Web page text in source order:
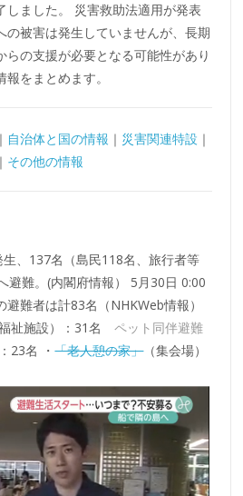
しました。 災害救助法適用が発表
の被害は発生していませんが、長期
らの支援が必要となる可能性があり
をまとめます。
｜ 自治体と国の情報 ｜ 災害関連特設 ｜
｜ その他の情報
、137名（島民118名、旅行者等
避難。(内閣府情報） 5月30日 0:00
難者は計83名（NHKWeb情報）
祉施設）：31名ペット同伴避難
：23名 ・「老人憩の家」（集会場）